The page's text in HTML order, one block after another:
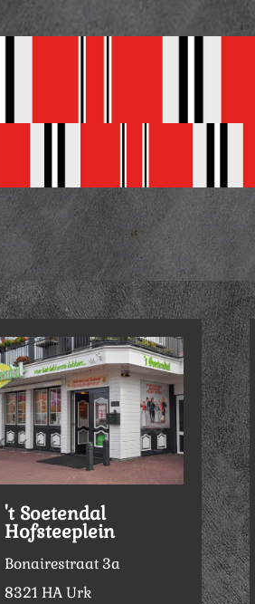
't Soetendal
Hofsteeplein
Bonairestraat 3a
8321 HA Urk